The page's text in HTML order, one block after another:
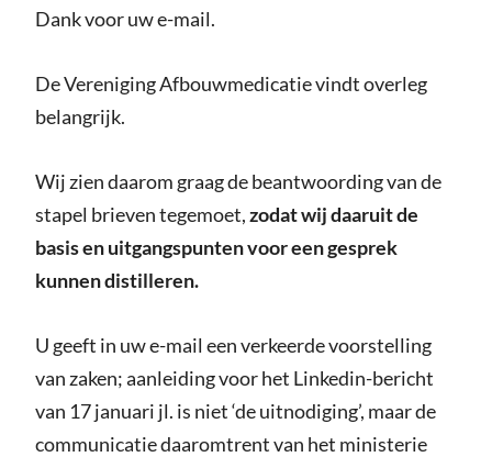
Dank voor uw e-mail.
De Vereniging Afbouwmedicatie vindt overleg
belangrijk.
Wij zien daarom graag de beantwoording van de
stapel brieven tegemoet,zodat wij daaruit de
basis en uitgangspunten voor een gesprek
kunnen distilleren.
U geeft in uw e-mail een verkeerde voorstelling
van zaken; aanleiding voor het Linkedin-bericht
van 17 januari jl. is niet ‘de uitnodiging’, maar de
communicatie daaromtrent van het ministerie